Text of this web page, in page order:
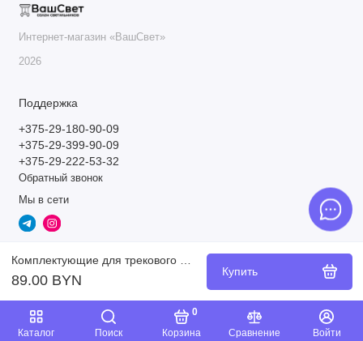
Каталог Поиск Корзина
0
Сравнение
Войти
89.00 BYN
Купить
Интернет-магазин «ВашСвет»
2026
Поддержка
+375-29-180-90-09
+375-29-399-90-09
+375-29-222-53-32
Обратный звонок
Мы в сети